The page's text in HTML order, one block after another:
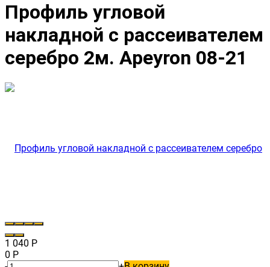
Профиль угловой
накладной с рассеивателем
серебро 2м. Apeyron 08-21
1 040 Р
0 Р